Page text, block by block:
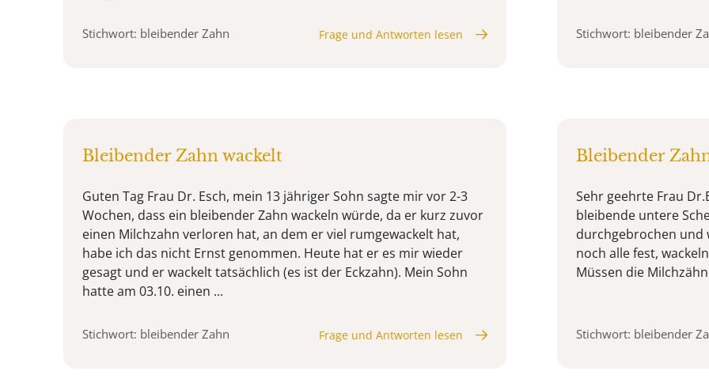
Stichwort: bleibender Zahn Frage und Antworten lesen Stichwort: bleibender
Bleibender Zahn wackelt
Guten Tag Frau Dr. Esch, mein 13 jähriger Sohn sagte mir vor 2-3
Wochen, dass ein bleibender Zahn wackeln würde, da er kurz zuvor
einen Milchzahn verloren hat, an dem er viel rumgewackelt hat,
habe ich das nicht Ernst genommen. Heute hat er es mir wieder
gesagt und er wackelt tatsächlich (es ist der Eckzahn). Mein Sohn
hatte am 03.10. einen ...
Stichwort: bleibender Zahn Frage und Antworten lesen
Bleibender
Sehr geehrte Frau
bleibende untere
durchgebrochen und
noch alle fest,
Müssen die
Stichwort: bleibender